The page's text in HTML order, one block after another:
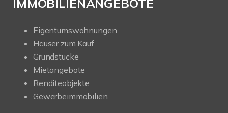
IMMOBILIENANGEBOTE
Eigentumswohnungen
Häuser zum Kauf
Grundstücke
Mietangebote
Renditeobjekte
Gewerbeimmobilien